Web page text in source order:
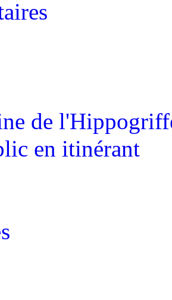
de
en itinérant